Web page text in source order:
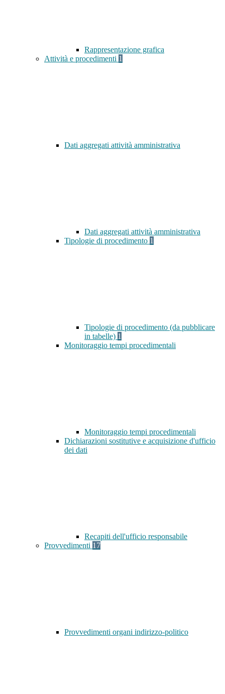
Rappresentazione grafica
Attività e procedimenti 1
Dati aggregati attività amministrativa
Dati aggregati attività amministrativa
Tipologie di procedimento 1
Tipologie di procedimento (da pubblicare
in tabelle) 1
Monitoraggio tempi procedimentali
Monitoraggio tempi procedimentali
Dichiarazioni sostitutive e acquisizione d'ufficio
dei dati
Recapiti dell'ufficio responsabile
Provvedimenti 17
Provvedimenti organi indirizzo-politico